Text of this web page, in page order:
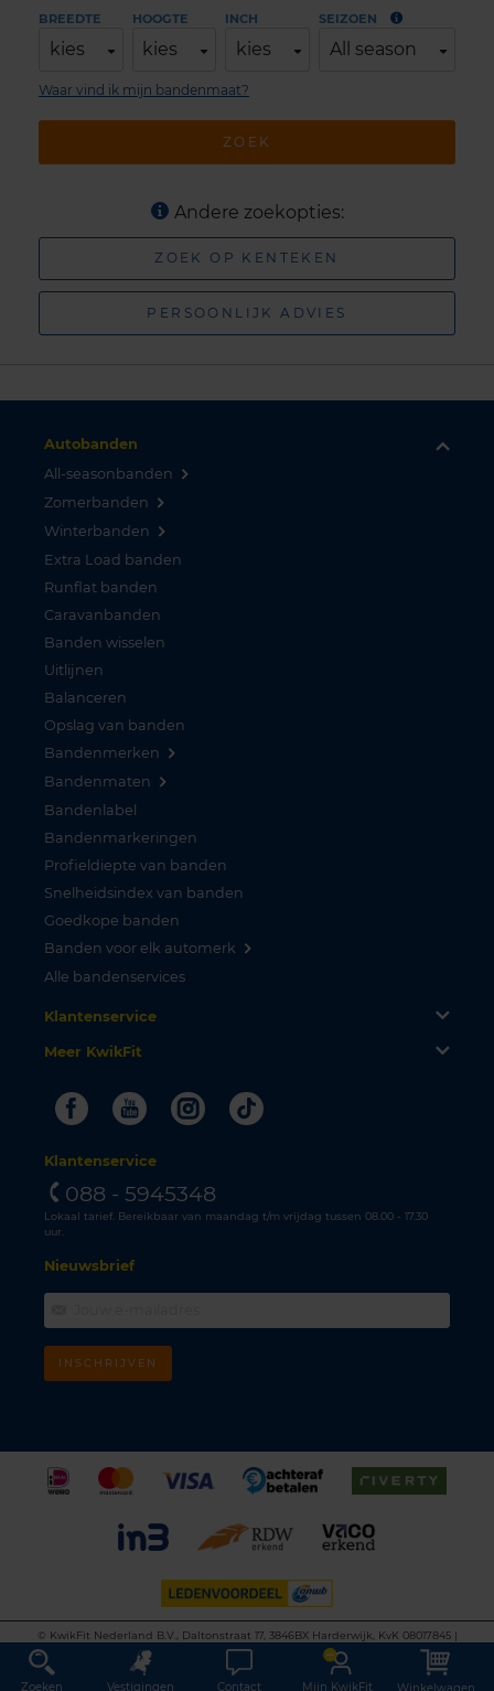
BREEDTE
kies
HOOGTE
kies
INCH
kies
SEIZOEN
All season
ZOEK
Waar vind ik mijn bandenmaat?
Andere zoekopties:
ZOEK OP KENTEKEN
PERSOONLIJK ADVIES
Autobanden
All-seasonbanden
Zomerbanden
Winterbanden
Extra Load banden
Runflat banden
Caravanbanden
Banden wisselen
Uitlijnen
Balanceren
Opslag van banden
Bandenmerken
Bandenmaten
Bandenlabel
Bandenmarkeringen
Profieldiepte van banden
Snelheidsindex van banden
Goedkope banden
Banden voor elk automerk
Alle bandenservices
Klantenservice
Meer KwikFit
FacebookYoutubeInstagram
Tiktok
Klantenservice
088 - 5945348
Lokaal tarief. Bereikbaar van maandag t/m vrijdag tussen 08.00 - 17.30
uur.
Nieuwsbrief
INSCHRIJVEN
©
KwikFit Nederland B.V., Daltonstraat 17, 3846BX Harderwijk, KvK 08017845 |
Algemene voorwaarden
Privacyverklaring Cookiebeleid
Disclaimer
This site is protected by reCAPTCHA and the Google
Privacy Policy
Terms of
Service
apply.
Zoeken Vestigingen Contact Mijn KwikFit Winkelwagen